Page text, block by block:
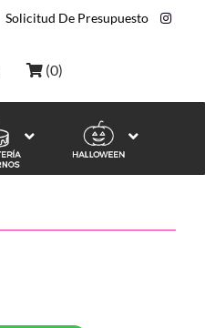
Solicitud De Presupuesto
(0)